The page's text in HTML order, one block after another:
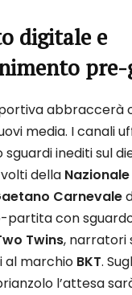
digitale e
pre-
abbraccerà
media. I canali
inediti sul
della
Carnevale
partita con
Twins, narratori
al marchio BKT.
l’attesa